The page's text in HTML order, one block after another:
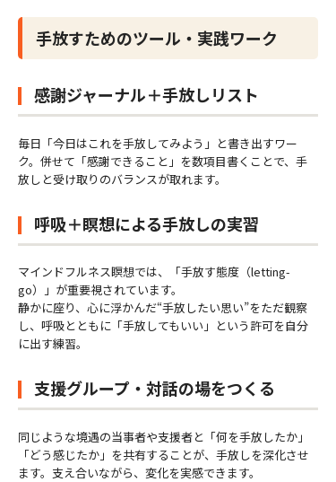
手放すためのツール・実践ワーク
感謝ジャーナル＋手放しリスト
毎日「今日はこれを手放してみよう」と書き出すワー
ク。併せて「感謝できること」を数項目書くことで、手
放しと受け取りのバランスが取れます。
呼吸＋瞑想による手放しの実習
マインドフルネス瞑想では、「手放す態度（letting-
go）」が重要視されています。
静かに座り、心に浮かんだ“手放したい思い”をただ観察
し、呼吸とともに「手放してもいい」という許可を自分
に出す練習。
支援グループ・対話の場をつくる
同じような境遇の当事者や支援者と「何を手放したか」
「どう感じたか」を共有することが、手放しを深化させ
ます。支え合いながら、変化を実感できます。